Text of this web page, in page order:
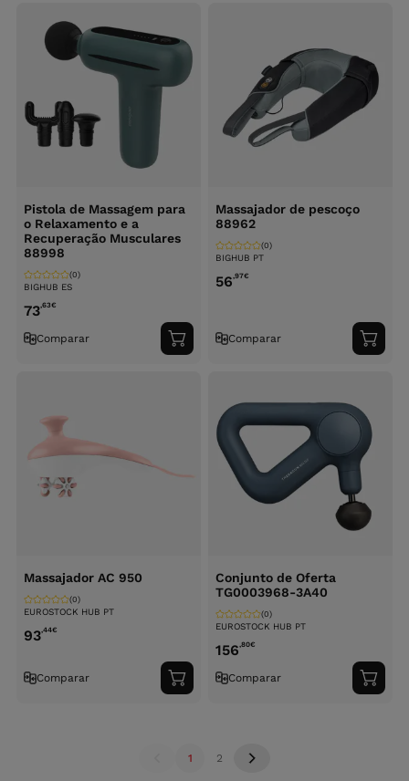
Pistola de Massagem para
o Relaxamento e a
Recuperação Musculares
88998
BIGHUB ES
(0)
73,63€
Comparar
Adicionar
ao
Massajador de pescoço
88962
BIGHUB PT
(0)
56,97€
Comparar
ao
Massajador AC 950
EUROSTOCK HUB PT
(0)
93,44€
Comparar
Adicionar
ao
Conjunto de Oferta
TG0003968-3A40
EUROSTOCK HUB PT
(0)
156,80€
Comparar
ao
1 2